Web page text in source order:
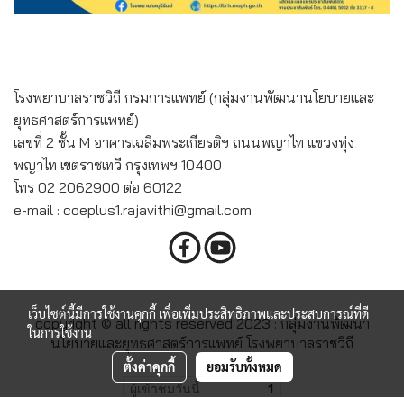
โรงพยาบาลราชวิถี กรมการแพทย์ (กลุ่มงานพัฒนานโยบายและ
ยุทธศาสตร์การแพทย์)
เลขที่ 2 ชั้น M อาคารเฉลิมพระเกียรติฯ ถนนพญาไท แขวงทุ่ง
พญาไท เขตราชเทวี กรุงเทพฯ 10400
โทร 02 2062900 ต่อ 60122
e-mail : coeplus1.rajavithi@gmail.com
copyright © all rights reserved 2023 : กลุ่มงานพัฒนา
นโยบายและยุทธศาสตร์การแพทย์ โรงพยาบาลราชวิถี
ผู้เข้าชมวันนี้ 1
เว็บไซต์นี้มีการใช้งานคุกกี้ เพื่อเพิ่มประสิทธิภาพและประสบการณ์ที่ดี
ในการใช้งาน
ตั้งค่าคุกกี้ ยอมรับทั้งหมด